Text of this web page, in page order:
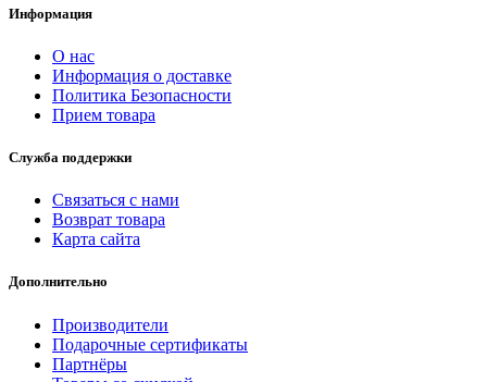
Информация
О нас
Информация о доставке
Политика Безопасности
Прием товара
Служба поддержки
Связаться с нами
Возврат товара
Карта сайта
Дополнительно
Производители
Подарочные сертификаты
Партнёры